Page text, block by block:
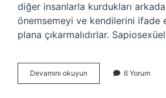
diğer insanlarla kurdukları
önemsemeyi ve kendilerini ifade
plana çıkarmalıdırlar.
Devamını okuyun Sapiosexuel
ne
6 Yorum